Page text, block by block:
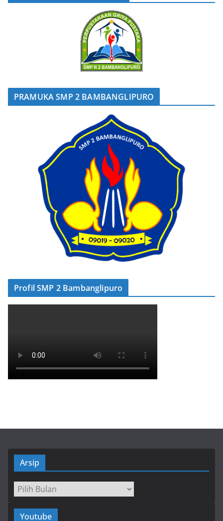
PRAMUKA SMP 2 BAMBANGLIPURO
Profil SMP 2 Bambanglipuro
Arsip
Arsip
Youtube